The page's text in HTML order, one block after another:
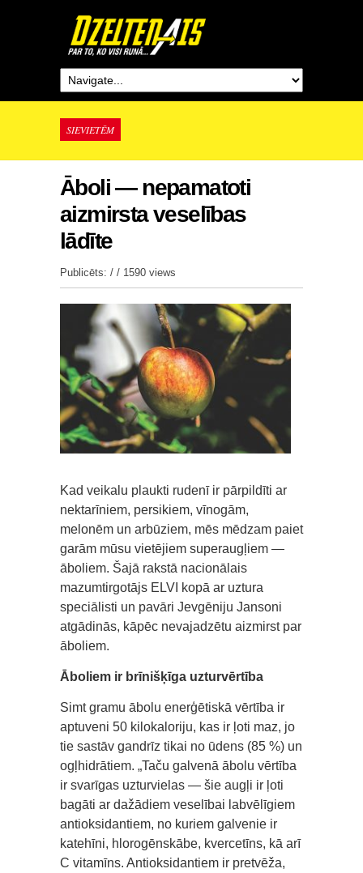
SIEVIETĒM
Āboli — nepamatoti
aizmirsta veselības
lādīte
Publicēts: / / 1590 views
Kad veikalu plaukti rudenī ir pārpildīti ar
nektarīniem, persikiem, vīnogām,
melonēm un arbūziem, mēs mēdzam paiet
garām mūsu vietējiem superaugļiem —
āboliem. Šajā rakstā nacionālais
mazumtirgotājs ELVI kopā ar uztura
speciālisti un pavāri Jevgēniju Jansoni
atgādinās, kāpēc nevajadzētu aizmirst par
āboliem.
Āboliem ir brīnišķīga uzturvērtība
Simt gramu ābolu enerģētiskā vērtība ir
aptuveni 50 kilokaloriju, kas ir ļoti maz, jo
tie sastāv gandrīz tikai no ūdens (85 %) un
ogļhidrātiem. „Taču galvenā ābolu vērtība
ir svarīgas uzturvielas — šie augļi ir ļoti
bagāti ar dažādiem veselībai labvēlīgiem
antioksidantiem, no kuriem galvenie ir
katehīni, hlorogēnskābe, kvercetīns, kā arī
C vitamīns. Antioksidantiem ir pretvēža,